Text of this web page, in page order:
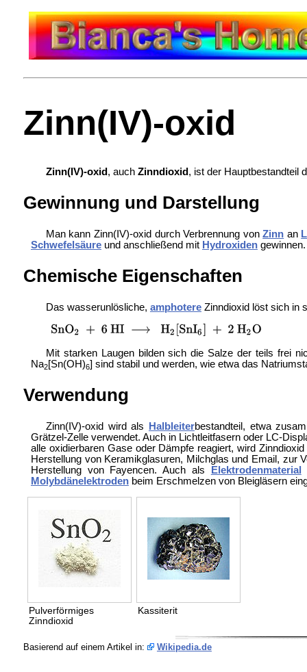
Zinn(IV)-oxid
Zinn(IV)-oxid , auch Zinndioxid , ist der Hauptbestandteil
Gewinnung und Darstellung
Man kann Zinn(IV)-oxid durch Verbrennung vonZinn an
Schwefelsäureund anschließend mit Hydroxidengewinnen.
Chemische Eigenschaften
Das wasserunlösliche, amphotereZinndioxid löst sich in
Mit starken Laugen bilden sich die Salze der teils frei
Na2[Sn(OH)6] sind stabil und werden, wie etwa das
Verwendung
Zinn(IV)-oxid wird als Halbleiterbestandteil, etwa
Grätzel-Zelle verwendet. Auch in Lichtleitfasern oder LC-
alle oxidierbaren Gase oder Dämpfe reagiert, wird
Herstellung von Keramikglasuren, Milchglas und Email, zur
Herstellung von Fayencen. Auch als Elektrodenmaterial
Molybdänelektrodenbeim Erschmelzen von Bleigläsern
Pulverförmiges
Zinndioxid
Kassiterit
Basierend auf einem Artikel in: Wikipedia.de